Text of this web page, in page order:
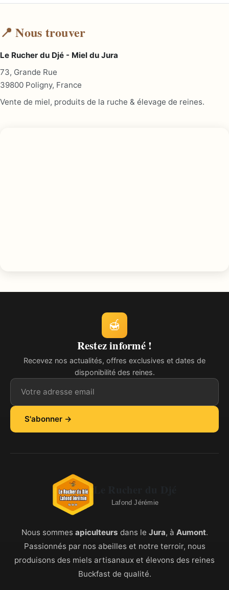
📍 Nous trouver
Le Rucher du Djé - Miel du Jura
73, Grande Rue
39800 Poligny, France
Vente de miel, produits de la ruche & élevage de reines.
🍯
Restez informé !
Recevez nos actualités, offres exclusives et dates de
disponibilité des reines.
Adresse email
S'abonner →
Le Rucher du Djé
Lafond Jérémie
Nous sommes apiculteurs dans le Jura, à Aumont.
Passionnés par nos abeilles et notre terroir, nous
produisons des miels artisanaux et élevons des reines
Buckfast de qualité.